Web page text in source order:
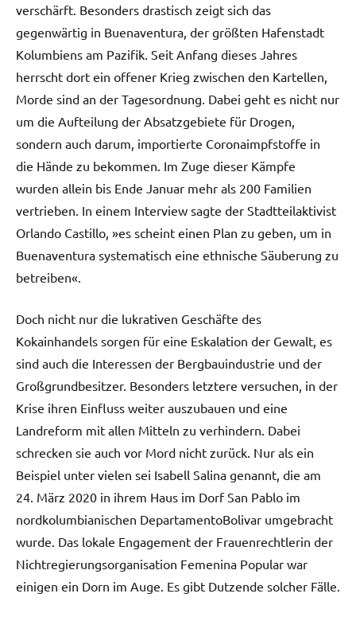
verschärft. Besonders drastisch zeigt sich das
gegenwärtig in Buenaventura, der größten Hafenstadt
Kolumbiens am Pazifik. Seit Anfang dieses Jahres
herrscht dort ein offener Krieg zwischen den Kartellen,
Morde sind an der Tagesordnung. Dabei geht es nicht nur
um die Aufteilung der Absatzgebiete für Drogen,
sondern auch darum, importierte Coronaimpfstoffe in
die Hände zu bekommen. Im Zuge dieser Kämpfe
wurden allein bis Ende Januar mehr als 200 Familien
vertrieben. In einem Interview sagte der Stadtteilaktivist
Orlando Castillo, »es scheint einen Plan zu geben, um in
Buenaventura systematisch eine ethnische Säuberung zu
betreiben«.
Doch nicht nur die lukrativen Geschäfte des
Kokainhandels sorgen für eine Eskalation der Gewalt, es
sind auch die Interessen der Bergbauindustrie und der
Großgrundbesitzer. Besonders letztere versuchen, in der
Krise ihren Einfluss weiter auszubauen und eine
Landreform mit allen Mitteln zu verhindern. Dabei
schrecken sie auch vor Mord nicht zurück. Nur als ein
Beispiel unter vielen sei Isabell Salina genannt, die am
24. März 2020 in ihrem Haus im Dorf San Pablo im
nordkolumbianischen DepartamentoBolivar umgebracht
wurde. Das lokale Engagement der Frauenrechtlerin der
Nichtregierungsorganisation Femenina Popular war
einigen ein Dorn im Auge. Es gibt Dutzende solcher Fälle.